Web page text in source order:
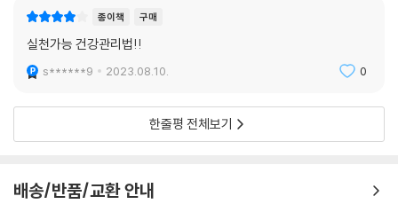
종이책 구매
실천가능 건강관리법!!
s******9 2023.08.10. 0
한줄평 전체보기
배송/반품/교환 안내